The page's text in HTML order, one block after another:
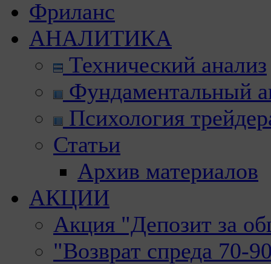
Фриланс
АНАЛИТИКА
Технический анализ
Фундаментальный
Психология
Статьи
Архив материалов
АКЦИИ
Акция "Депозит за
"Возврат спреда 70-